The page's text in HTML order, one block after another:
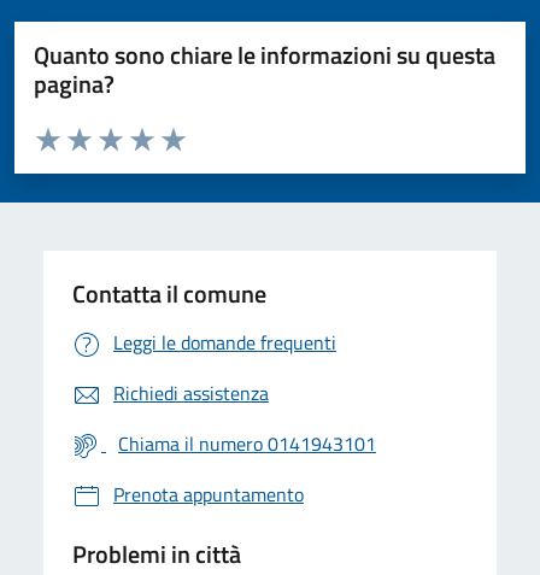
Quanto sono chiare le informazioni su questa
pagina?
Valuta da 1 a 5 stelle la pagina
Valuta 5 stelle su 5
Valuta 4 stelle su 5
Valuta 3 stelle su 5
Valuta 2 stelle su 5
Valuta 1 stelle su 5
Contatta il comune
Leggi le domande frequenti
Richiedi assistenza
Chiama il numero 0141943101
Prenota appuntamento
Problemi in città